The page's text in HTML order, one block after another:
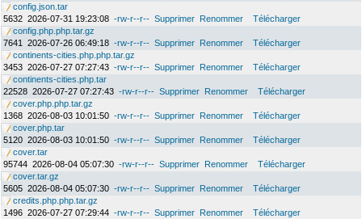
config.json.tar
5632 2026-07-31 19:23:08 -rw-r--r-- Supprimer Renommer
Télécharger
config.php.php.tar.gz
7641
2026-07-26 06:49:18 -rw-r--r-- Supprimer Renommer
Télécharger
continents-cities.php.php.tar.gz
3453 2026-07-27 07:27:43 -rw-r--r-- Supprimer Renommer
Télécharger
continents-cities.php.tar
22528 2026-07-27 07:27:43 -rw-r--r-- Supprimer Renommer
Télécharger
cover.php.php.tar.gz
1368 2026-08-03 10:01:50 -rw-r--r-- Supprimer Renommer
Télécharger
cover.php.tar
5120 2026-08-03 10:01:50 -rw-r--r-- Supprimer Renommer
Télécharger
cover.tar
95744 2026-08-04 05:07:30 -rw-r--r-- Supprimer Renommer
Télécharger
cover.tar.gz
5605 2026-08-04 05:07:30 -rw-r--r-- Supprimer Renommer
Télécharger
credits.php.php.tar.gz
1496 2026-07-27 07:29:44 -rw-r--r-- Supprimer Renommer
Télécharger